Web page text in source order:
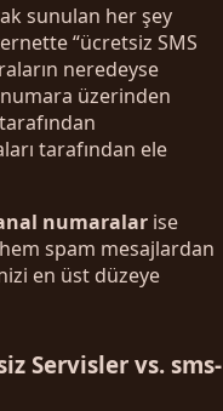
sunulan her şey
“ücretsiz SMS
neredeyse
numara üzerinden
tarafından ele
numaralar ise
spam mesajlardan
en üst düzeye
Servisler vs. sms-